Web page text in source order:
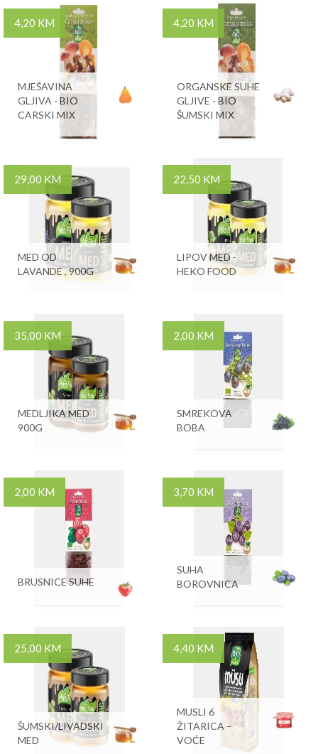
4,20 KM
MJEŠAVINA
GLJIVA - BIO
CARSKI MIX
4,20 KM
ORGANSKE SUHE
GLJIVE - BIO
ŠUMSKI MIX
29,00 KM
MED OD
LAVANDE , 900G
22,50 KM
LIPOV MED -
HEKO FOOD
35,00 KM
MEDLJIKA MED
900G
2,00 KM
SMREKOVA
BOBA
2,00 KM
BRUSNICE SUHE
3,70 KM
SUHA
BOROVNICA
25,00 KM
ŠUMSKI/LIVADSKI
MED
4,40 KM
MUSLI 6
ŽITARICA –
VOĆE